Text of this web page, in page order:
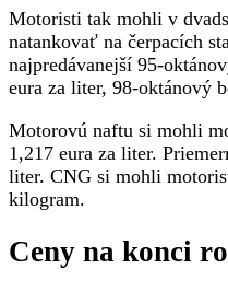
Motoristi tak mohli v
natankovať na čerpacích
najpredávanejší 95-
eura za liter, 98-oktánový
Motorovú naftu si mohli
1,217 eura za liter.
liter. CNG si mohli
kilogram.
Ceny na konci